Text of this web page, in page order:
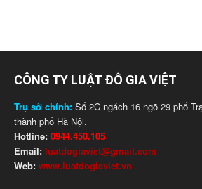
CÔNG TY LUẬT ĐỖ GIA VIỆT
Trụ sở chính: Số 2C ngách 16 ngõ 29 phố
thành phố Hà Nội.
Hotline: 0944.450.105
Email: luatdogiaviet@gmail.com
Web: www.luatdogiaviet.vn